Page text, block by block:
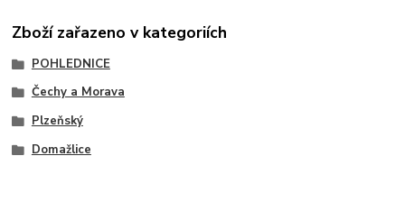
Zboží zařazeno v kategoriích
POHLEDNICE
Čechy a Morava
Plzeňský
Domažlice